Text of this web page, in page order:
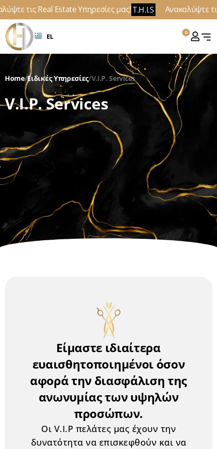
τις Real Estate Υπηρεσίες μας!T.H.I.S Ανακαλύψτε
EL 0
Home/Ειδικές Υπηρεσίες/V.I.P. Services
V.I.P. Services
Είμαστε ιδιαίτερα
ευαισθητοποιημένοι όσον
αφορά την διασφάλιση της
ανωνυμίας των υψηλών
προσώπων.
Οι V.I.P πελάτες μας έχουν την
δυνατότητα να επισκεφθούν και να